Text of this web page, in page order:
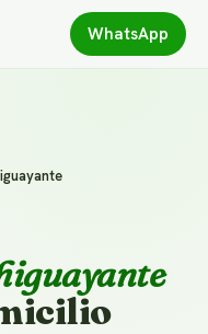
WhatsApp